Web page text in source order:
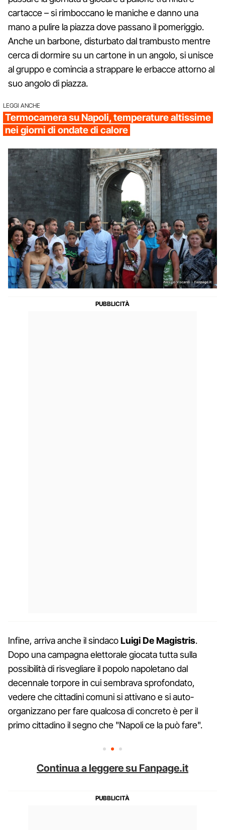
cartacce – si rimboccano le maniche e danno una
mano a pulire la piazza dove passano il pomeriggio.
Anche un barbone, disturbato dal trambusto mentre
cerca di dormire su un cartone in un angolo, si unisce
al gruppo e comincia a strappare le erbacce attorno al
suo angolo di piazza.
LEGGI ANCHE
Termocamera su Napoli, temperature altissime
nei giorni di ondate di calore
Infine, arriva anche il sindacoLuigi De Magistris.
Dopo una campagna elettorale giocata tutta sulla
possibilità di risvegliare il popolo napoletano dal
decennale torpore in cui sembrava sprofondato,
vedere che cittadini comuni si attivano e si auto-
organizzano per fare qualcosa di concreto è per il
primo cittadino il segno che "Napoli ce la può fare".
Continua a leggere su Fanpage.it